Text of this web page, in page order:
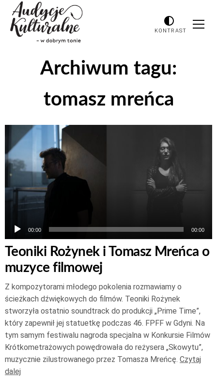
KONTRAST
Archiwum tagu:
tomasz mreńca
Odtwarzacz
plików
dźwiękowych
00:00 00:00
Teoniki Rożynek i Tomasz Mreńca o
muzyce filmowej
Z kompozytorami młodego pokolenia rozmawiamy o
ścieżkach dźwiękowych do filmów. Teoniki Rożynek
stworzyła ostatnio soundtrack do produkcji „Prime Time”,
który zapewnił jej statuetkę podczas 46. FPFF w Gdyni. Na
tym samym festiwalu nagroda specjalna w Konkursie Filmów
Krótkometrażowych powędrowała do reżysera „Skowytu”,
muzycznie zilustrowanego przez Tomasza Mreńcę. Czytaj
dalej